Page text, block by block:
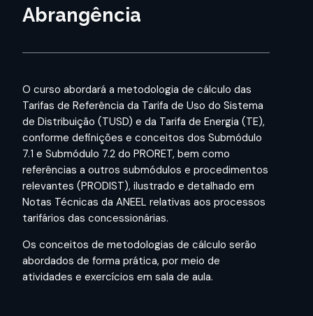
Abrangência
O curso abordará a metodologia de cálculo das
Tarifas de Referência da Tarifa de Uso do Sistema
de Distribuição (TUSD) e da Tarifa de Energia (TE),
conforme definições e conceitos dos Submódulo
7.1 e Submódulo 7.2 do PRORET, bem como
referências a outros submódulos e procedimentos
relevantes (PRODIST), ilustrado e detalhado em
Notas Técnicas da ANEEL relativas aos processos
tarifários das concessionárias.
Os conceitos de metodologias de cálculo serão
abordados de forma prática, por meio de
atividades e exercícios em sala de aula.